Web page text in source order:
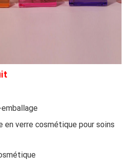
emballage
en verre cosmétique pour soins